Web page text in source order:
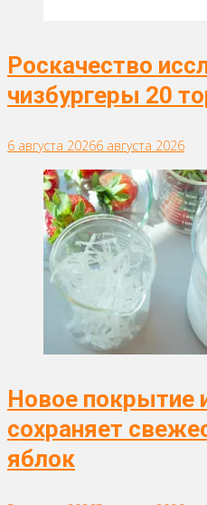
Роскачество
чизбургеры 20
6 августа 20266 августа 2026
Новое покрытие
сохраняет
яблок